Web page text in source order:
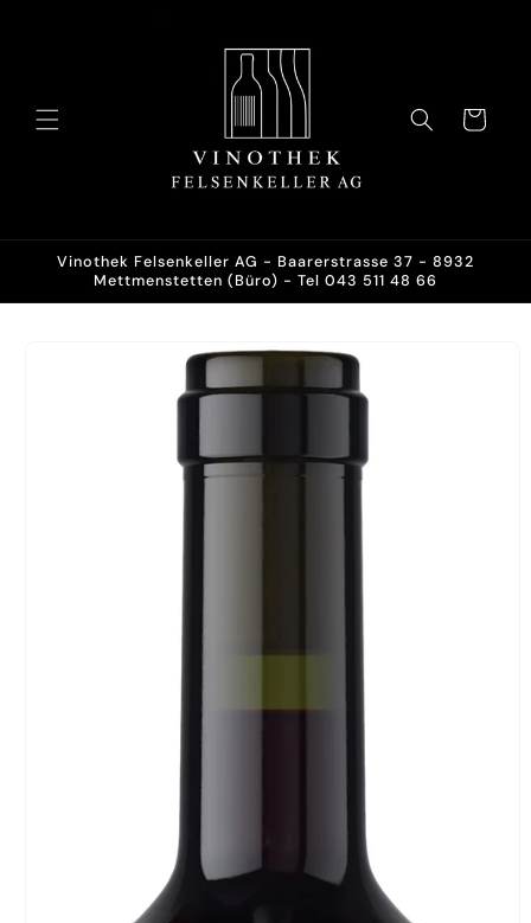
Warenkorb
Vinothek Felsenkeller AG - Baarerstrasse 37 - 8932
Mettmenstetten (Büro) - Tel 043 511 48 66